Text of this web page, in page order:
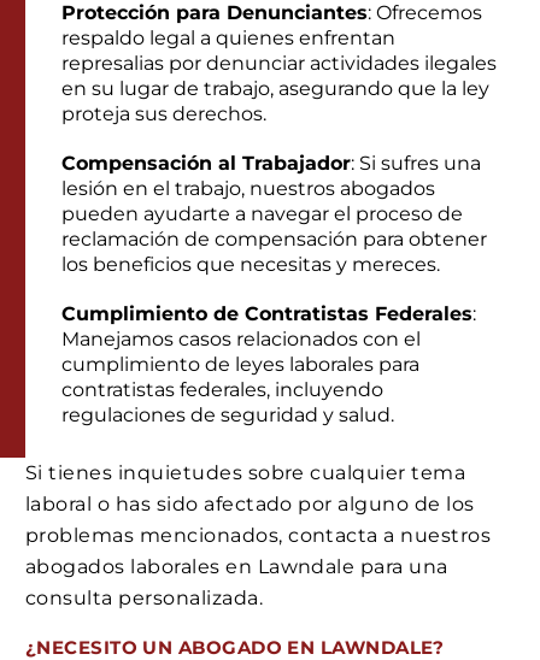
Protección para Denunciantes: Ofrecemos
respaldo legal a quienes enfrentan
represalias por denunciar actividades ilegales
en su lugar de trabajo, asegurando que la ley
proteja sus derechos.
Compensación al Trabajador: Si sufres una
lesión en el trabajo, nuestros abogados
pueden ayudarte a navegar el proceso de
reclamación de compensación para obtener
los beneficios que necesitas y mereces.
Cumplimiento de Contratistas Federales:
Manejamos casos relacionados con el
cumplimiento de leyes laborales para
contratistas federales, incluyendo
regulaciones de seguridad y salud.
Si tienes inquietudes sobre cualquier tema
laboral o has sido afectado por alguno de los
problemas mencionados, contacta a nuestros
abogados laborales en Lawndale para una
consulta personalizada.
¿NECESITO UN ABOGADO EN LAWNDALE?